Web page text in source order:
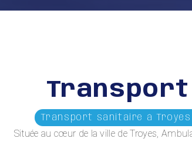
Transport
Transport sanitaire à Troyes
Située au cœur de la ville de Troyes,